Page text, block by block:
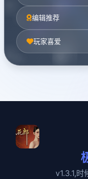
编辑推荐
玩家喜爱
v1.3.1,